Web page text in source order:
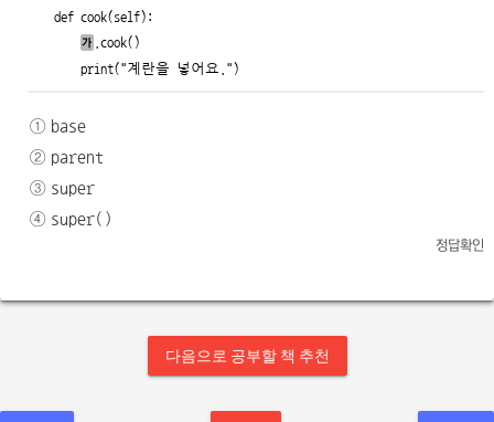
def cook(self):
가
.cook()
        print(
"계란을 넣어요." )
① base
② parent
③ super
④ super()
정답확인
다음으로 공부할 책 추천